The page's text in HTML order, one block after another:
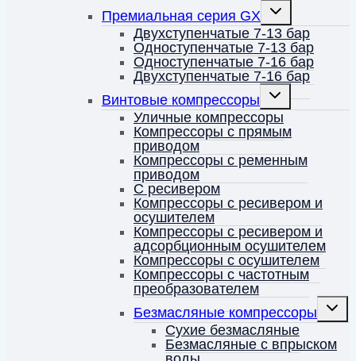
Премиальная серия GX
Переключить
меню
Двухступенчатые 7-13 бар
Одноступенчатые 7-13 бар
Одноступенчатые 7-16 бар
Двухступенчатые 7-16 бар
Винтовые компрессоры
Переключить
дочернее
меню
Уличные компрессоры
Компрессоры с прямым
приводом
Компрессоры с ременным
приводом
С ресивером
Компрессоры с ресивером и
осушителем
Компрессоры с ресивером и
адсорбционным осушителем
Компрессоры с осушителем
Компрессоры с частотным
преобразователем
Безмасляные компрессоры
Сухие безмасляные
Безмасляные с впрыском